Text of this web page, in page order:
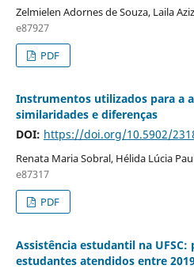
Zelmielen Adornes de Souza, Laila
e87927
PDF
Instrumentos utilizados para a
similaridades e diferenças
DOI: https://doi.org/10.5902/
Renata Maria Sobral, Hélida Lúcia
e87317
PDF
Assistência estudantil na
estudantes atendidos entre